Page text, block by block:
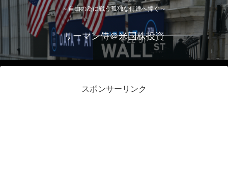
～自由の為に戦う孤独な侍達へ捧ぐ～
リーマン侍＠米国株投資
スポンサーリンク